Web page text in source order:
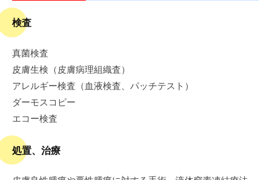
掖
済
病
院
検査
真菌検査
皮膚生検（皮膚病理組織査）
アレルギー検査（血液検査、パッチテスト）
ダーモスコピー
エコー検査
処置、治療